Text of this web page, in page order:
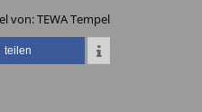
von:TEWA Tempel
teilen